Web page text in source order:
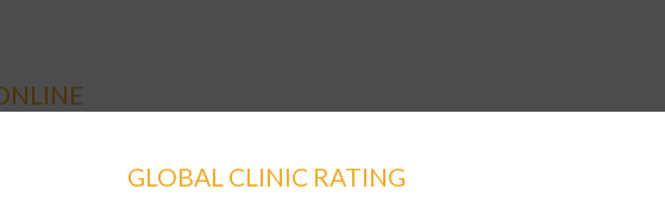
GLOBAL CLINIC RATING